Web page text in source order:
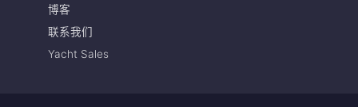
博客
联系我们
Yacht Sales